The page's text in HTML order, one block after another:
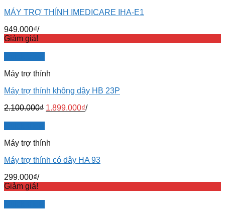
MÁY TRỢ THÍNH IMEDICARE IHA-E1
949.000₫/
Giảm giá!
Máy trợ thính
Máy trợ thính không dây HB 23P
2.100.000₫ 1.899.000₫/
Máy trợ thính
Máy trợ thính có dây HA 93
299.000₫/
Giảm giá!